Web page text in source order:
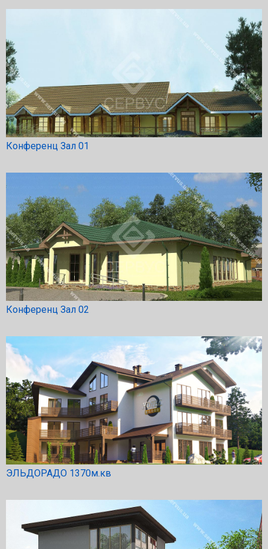
Конференц Зал 01
Конференц Зал 02
ЭЛЬДОРАДО 1370м.кв